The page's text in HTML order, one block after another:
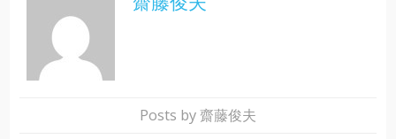
Posts by 齋藤俊夫